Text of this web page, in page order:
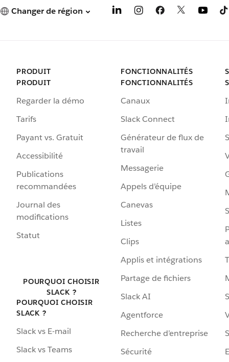
Changer de région
PRODUIT
PRODUIT
Regarder la démo
Tarifs
Payant vs. Gratuit
Accessibilité
Publications
recommandées
Journal des
modifications
Statut
POURQUOI CHOISIR
SLACK ?
POURQUOI CHOISIR
SLACK ?
Slack vs E-mail
Slack vs Teams
FONCTIONNALITÉS
FONCTIONNALITÉS
Canaux
Slack Connect
Générateur de flux de
travail
Messagerie
Appels d’équipe
Canevas
Listes
Clips
Applis et intégrations
Partage de fichiers
Slack AI
Agentforce
Recherche d’entreprise
Sécurité